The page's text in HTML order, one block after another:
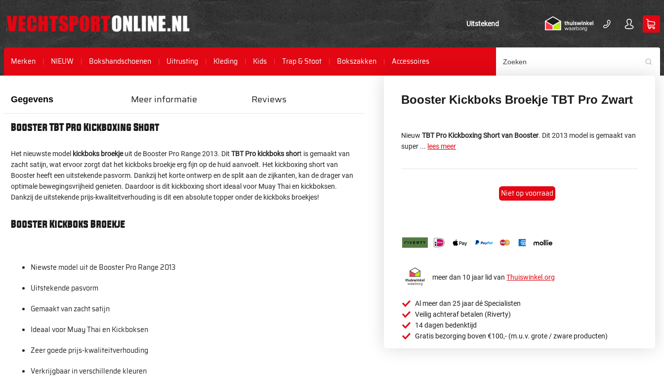
Uitstekend
Merken NIEUW Bokshandschoenen Uitrusting Kleding Kids Trap & Stoot Bokszakken Accessoires
het
van
gallerij
het
van
gallerij
Booster Kickboks Broekje TBT Pro Zwart
NieuwTBT Pro Kickboxing Short van Booster. Dit 2013 model is gemaakt van
super ... lees meer
Niet op voorraad
meer dan 10 jaar lid vanThuiswinkel.org
Al meer dan 25 jaar dé Specialisten
Veilig achteraf betalen (Riverty)
14 dagen bedenktijd
Gratis bezorging boven €100,- (m.u.v. grote / zware producten)
Gegevens
Booster TBT Pro Kickboxing Short
Het nieuwste model kickboks broekjeuit de Booster Pro Range 2013. Dit TBT Pro kickboks short is gemaakt van
zacht satijn, wat ervoor zorgt dat het kickboks broekje erg fijn op de huid aanvoelt. Het kickboxing short van
Booster heeft een uitstekende pasvorm. Dankzij het korte ontwerp en de split aan de zijkanten, kan de drager van
optimale bewegingsvrijheid genieten. Daardoor is dit kickboxing short ideaal voor Muay Thai en kickboksen.
Dankzij de uitstekende prijs-kwaliteitverhouding is dit een absolute topper onder de kickboks broekjes!
Booster Kickboks Broekje
Niewste model uit de Booster Pro Range 2013
Uitstekende pasvorm
Gemaakt van zacht satijn
Ideaal voor Muay Thai en Kickboksen
Zeer goede prijs-kwaliteitverhouding
Verkrijgbaar in verschillende kleuren
Meer informatie Reviews